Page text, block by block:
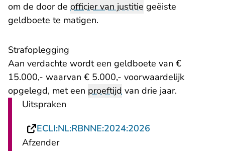
om de door de officier van justitie geëiste
geldboete te matigen.
Strafoplegging
Aan verdachte wordt een geldboete van €
15.000,- waarvan € 5.000,- voorwaardelijk
opgelegd, met een proeftijd van drie jaar.
Uitspraken
ECLI:NL:RBNNE:2024:2026
Afzender